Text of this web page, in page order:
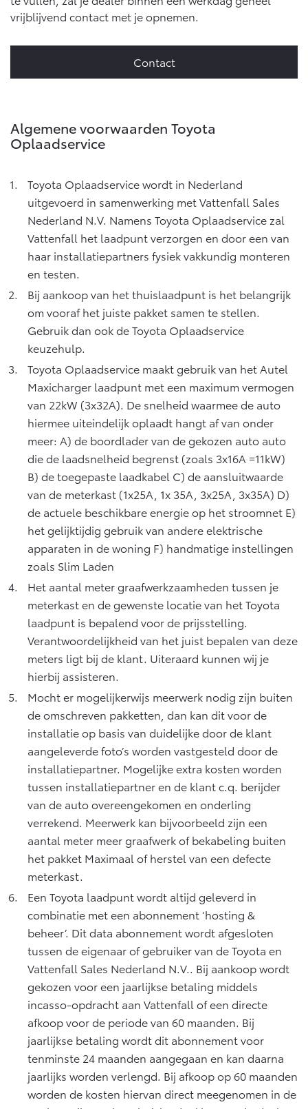
vrijblijvend contact met je opnemen.
Contact
Algemene voorwaarden Toyota
Oplaadservice
Toyota Oplaadservice wordt in Nederland
uitgevoerd in samenwerking met Vattenfall Sales
Nederland N.V. Namens Toyota Oplaadservice zal
Vattenfall het laadpunt verzorgen en door een van
haar installatiepartners fysiek vakkundig monteren
en testen.
Bij aankoop van het thuislaadpunt is het belangrijk
om vooraf het juiste pakket samen te stellen.
Gebruik dan ook de Toyota Oplaadservice
keuzehulp.
Toyota Oplaadservice maakt gebruik van het Autel
Maxicharger laadpunt met een maximum vermogen
van 22kW (3x32A). De snelheid waarmee de auto
hiermee uiteindelijk oplaadt hangt af van onder
meer: A) de boordlader van de gekozen auto auto
die de laadsnelheid begrenst (zoals 3x16A =11kW)
B) de toegepaste laadkabel C) de aansluitwaarde
van de meterkast (1x25A, 1x 35A, 3x25A, 3x35A) D)
de actuele beschikbare energie op het stroomnet E)
het gelijktijdig gebruik van andere elektrische
apparaten in de woning F) handmatige instellingen
zoals Slim Laden
Het aantal meter graafwerkzaamheden tussen je
meterkast en de gewenste locatie van het Toyota
laadpunt is bepalend voor de prijsstelling.
Verantwoordelijkheid van het juist bepalen van deze
meters ligt bij de klant. Uiteraard kunnen wij je
hierbij assisteren.
Mocht er mogelijkerwijs meerwerk nodig zijn buiten
de omschreven pakketten, dan kan dit voor de
installatie op basis van duidelijke door de klant
aangeleverde foto’s worden vastgesteld door de
installatiepartner. Mogelijke extra kosten worden
tussen installatiepartner en de klant c.q. berijder
van de auto overeengekomen en onderling
verrekend. Meerwerk kan bijvoorbeeld zijn een
aantal meter meer graafwerk of bekabeling buiten
het pakket Maximaal of herstel van een defecte
meterkast.
Een Toyota laadpunt wordt altijd geleverd in
combinatie met een abonnement ‘hosting &
beheer’. Dit data abonnement wordt afgesloten
tussen de eigenaar of gebruiker van de Toyota en
Vattenfall Sales Nederland N.V.. Bij aankoop wordt
gekozen voor een jaarlijkse betaling middels
incasso-opdracht aan Vattenfall of een directe
afkoop voor de periode van 60 maanden. Bij
jaarlijkse betaling wordt dit abonnement voor
tenminste 24 maanden aangegaan en kan daarna
jaarlijks worden verlengd. Bij afkoop op 60 maanden
worden de kosten hiervan direct meegenomen in de